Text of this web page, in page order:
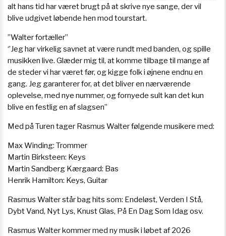
alt hans tid har været brugt på at skrive nye sange, der vil
blive udgivet løbende hen mod tourstart.
”Walter fortæller”
‘’Jeg har virkelig savnet at være rundt med banden, og spille
musikken live. Glæder mig til, at komme tilbage til mange af
de steder vi har været før, og kigge folk i øjnene endnu en
gang. Jeg garanterer for, at det bliver en nærværende
oplevelse, med nye nummer, og fornyede sult kan det kun
blive en festlig en af slagsen’’
Med på Turen tager Rasmus Walter følgende musikere med:
Max Winding: Trommer
Martin Birksteen: Keys
Martin Sandberg Kærgaard: Bas
Henrik Hamilton: Keys, Guitar
Rasmus Walter står bag hits som: Endeløst, Verden I Stå,
Dybt Vand, Nyt Lys, Knust Glas, På En Dag Som Idag osv.
Rasmus Walter kommer med ny musik i løbet af 2026